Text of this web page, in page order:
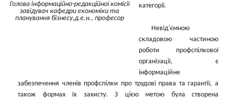
Голова інформаційно-редакційної комісії
завідувач кафедри економіки та
планування бізнесу,д.е.н., професор
категорії.
Невід'ємною
складовою частиною
роботи профспілкової
організації, є
інформаційне
забезпечення членів профспілки про трудові права та гарантії, а
також формах їх захисту. З цією метою була створена